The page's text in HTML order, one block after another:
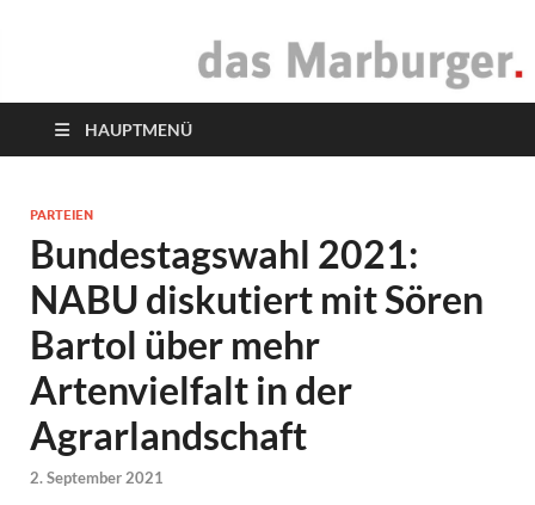
das Marburger.
HAUPTMENÜ
PARTEIEN
Bundestagswahl 2021:
NABU diskutiert mit Sören
Bartol über mehr
Artenvielfalt in der
Agrarlandschaft
2. September 2021